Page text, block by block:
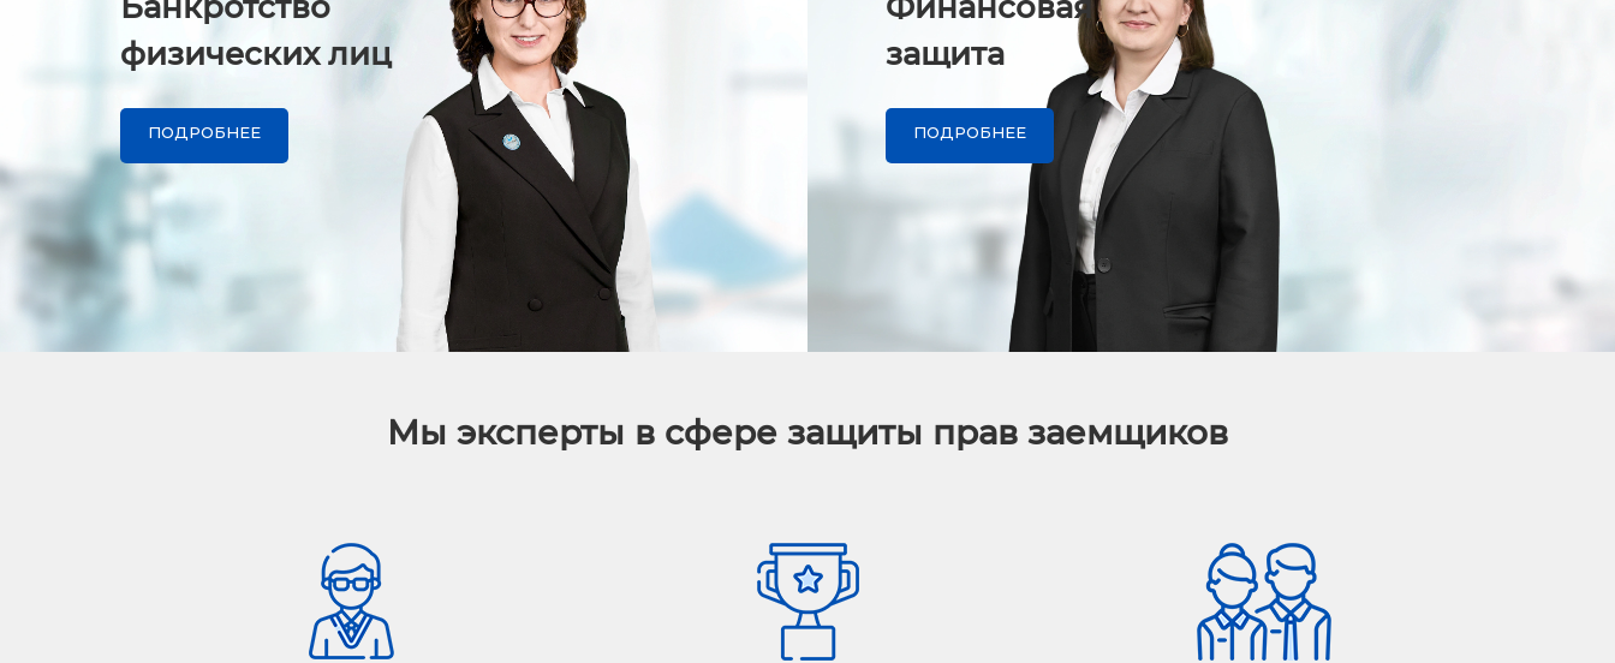
физических лиц
ПОДРОБНЕЕ
защита
ПОДРОБНЕЕ
Мы эксперты в сфере защиты прав заемщиков